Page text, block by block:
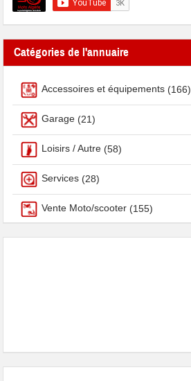
Catégories de l'annuaire
Accessoires et équipements (166)
Garage (21)
Loisirs / Autre (58)
Services (28)
Vente Moto/scooter (155)